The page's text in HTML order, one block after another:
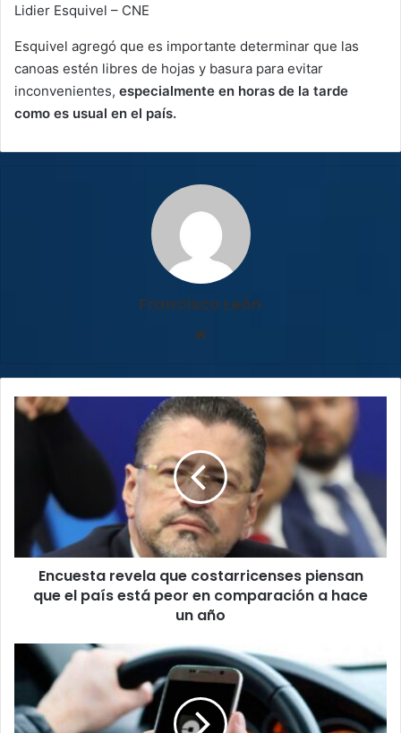
Lidier Esquivel – CNE
Esquivel agregó que es importante determinar que las
canoas estén libres de hojas y basura para evitar
inconvenientes, especialmente en horas de la tarde
como es usual en el país.
Francisco León
Encuesta
revela
está
hace
Encuesta revela que costarricenses piensan
que el país está peor en comparación a hace
un año
Gobierno
propone
usuarios
paguen